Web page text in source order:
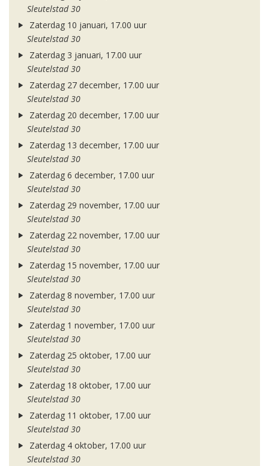
Sleutelstad 30
Zaterdag 10 januari, 17.00 uur
Sleutelstad 30
Zaterdag 3 januari, 17.00 uur
Sleutelstad 30
Zaterdag 27 december, 17.00 uur
Sleutelstad 30
Zaterdag 20 december, 17.00 uur
Sleutelstad 30
Zaterdag 13 december, 17.00 uur
Sleutelstad 30
Zaterdag 6 december, 17.00 uur
Sleutelstad 30
Zaterdag 29 november, 17.00 uur
Sleutelstad 30
Zaterdag 22 november, 17.00 uur
Sleutelstad 30
Zaterdag 15 november, 17.00 uur
Sleutelstad 30
Zaterdag 8 november, 17.00 uur
Sleutelstad 30
Zaterdag 1 november, 17.00 uur
Sleutelstad 30
Zaterdag 25 oktober, 17.00 uur
Sleutelstad 30
Zaterdag 18 oktober, 17.00 uur
Sleutelstad 30
Zaterdag 11 oktober, 17.00 uur
Sleutelstad 30
Zaterdag 4 oktober, 17.00 uur
Sleutelstad 30